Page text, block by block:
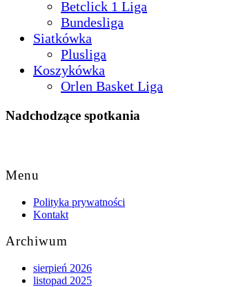
Betclick 1 Liga
Bundesliga
Siatkówka
Plusliga
Koszykówka
Orlen Basket Liga
Nadchodzące spotkania
Top
Menu
Polityka prywatności
Kontakt
Archiwum
sierpień 2026
listopad 2025